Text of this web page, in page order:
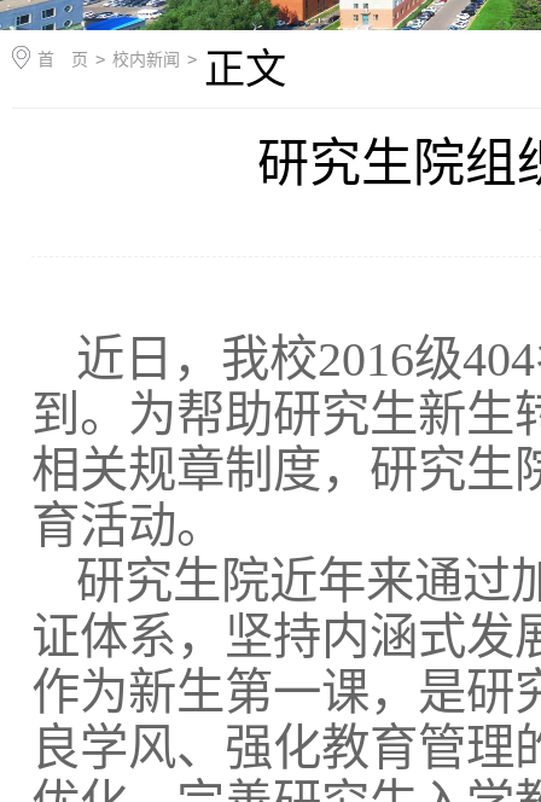
首 页 > 校内新闻 > 正文
研究生院组
近日，我校2016级404
到。为帮助研究生新生
相关规章制度，研究生
育活动。
研究生院近年来通过
证体系，坚持内涵式发
作为新生第一课，是研
良学风、强化教育管理